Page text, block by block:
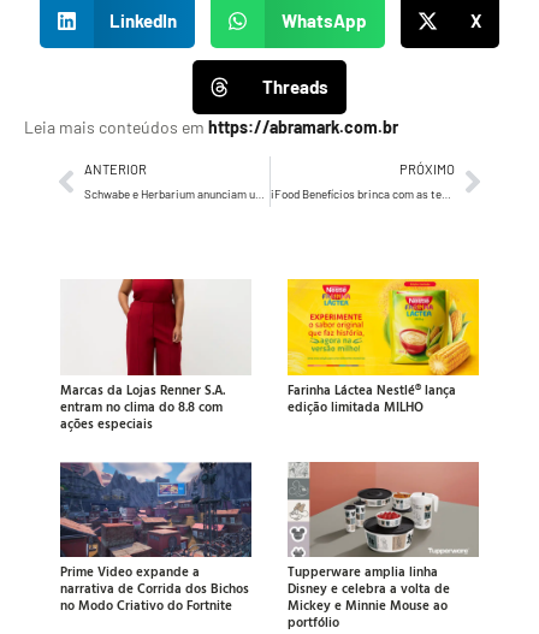
LinkedIn WhatsApp X
Threads
Leia mais conteúdos em https://abramark.com.br
ANTERIOR PRÓXIMO
iFood Benefícios brinca com as tensões entre RH e colaboradores
Marcas da Lojas Renner S.A.
entram no clima do 8.8 com
ações especiais
Farinha Láctea Nestlé® lança
edição limitada MILHO
Prime Video expande a
narrativa de Corrida dos Bichos
no Modo Criativo do Fortnite
Tupperware amplia linha
Disney e celebra a volta de
Mickey e Minnie Mouse ao
portfólio